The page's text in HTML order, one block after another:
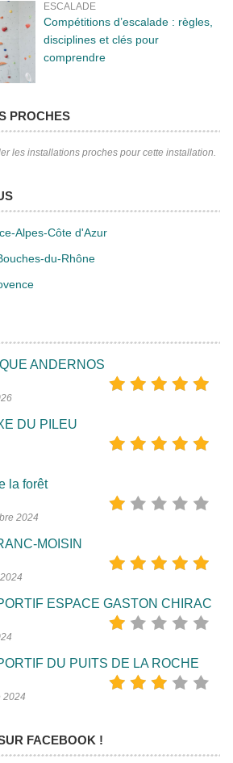
ESCALADE
Compétitions d’escalade : règles,
disciplines et clés pour
comprendre
PROCHES
les installations proches pour cette installation.
Alpes-Côte d'Azur
du-Rhône
ANDERNOS
DU PILEU
la forêt
2024
MOISIN
ESPACE GASTON CHIRAC
DU PUITS DE LA ROCHE
2024
FACEBOOK !